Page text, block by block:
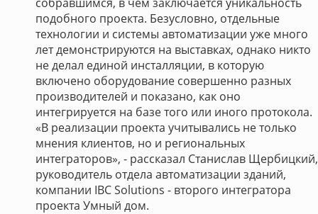
подобного проекта. Безусловно, отдельные
технологии и системы автоматизации уже много
лет демонстрируются на выставках, однако никто
не делал единой инсталляции, в которую
включено оборудование совершенно разных
производителей и показано, как оно
интегрируется на базе того или иного протокола.
«В реализации проекта учитывались не только
мнения клиентов, но и региональных
интеграторов», - рассказал Станислав Щербицкий,
руководитель отдела автоматизации зданий,
компании IBC Solutions - второго интегратора
проекта Умный дом.